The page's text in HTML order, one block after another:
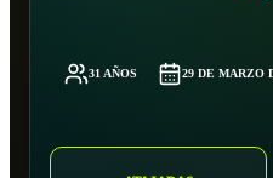
31 AÑOS 29 DE MARZO